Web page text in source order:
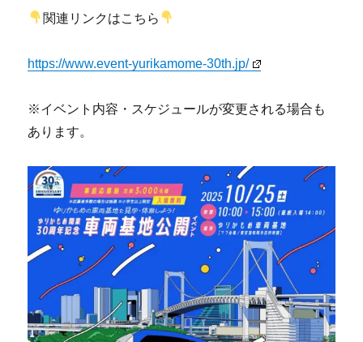
関連リンクはこちら
https://www.event-yurikamome-30th.jp/
※イベント内容・スケジュールが変更される場合も
あります。